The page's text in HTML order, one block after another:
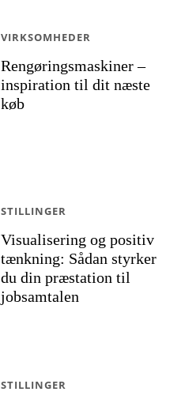
Rengøringsmaskiner –
inspiration til dit næste
køb
VIRKSOMHEDER
Visualisering og positiv
tænkning: Sådan styrker
du din præstation til
jobsamtalen
STILLINGER
STILLINGER